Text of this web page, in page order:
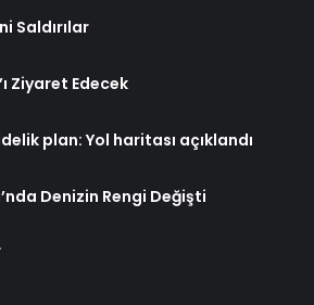
Saldırılar
Ziyaret Edecek
plan: Yol haritası açıklandı
Denizin Rengi Değişti